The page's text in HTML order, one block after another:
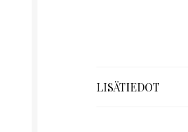
LISÄTIEDOT